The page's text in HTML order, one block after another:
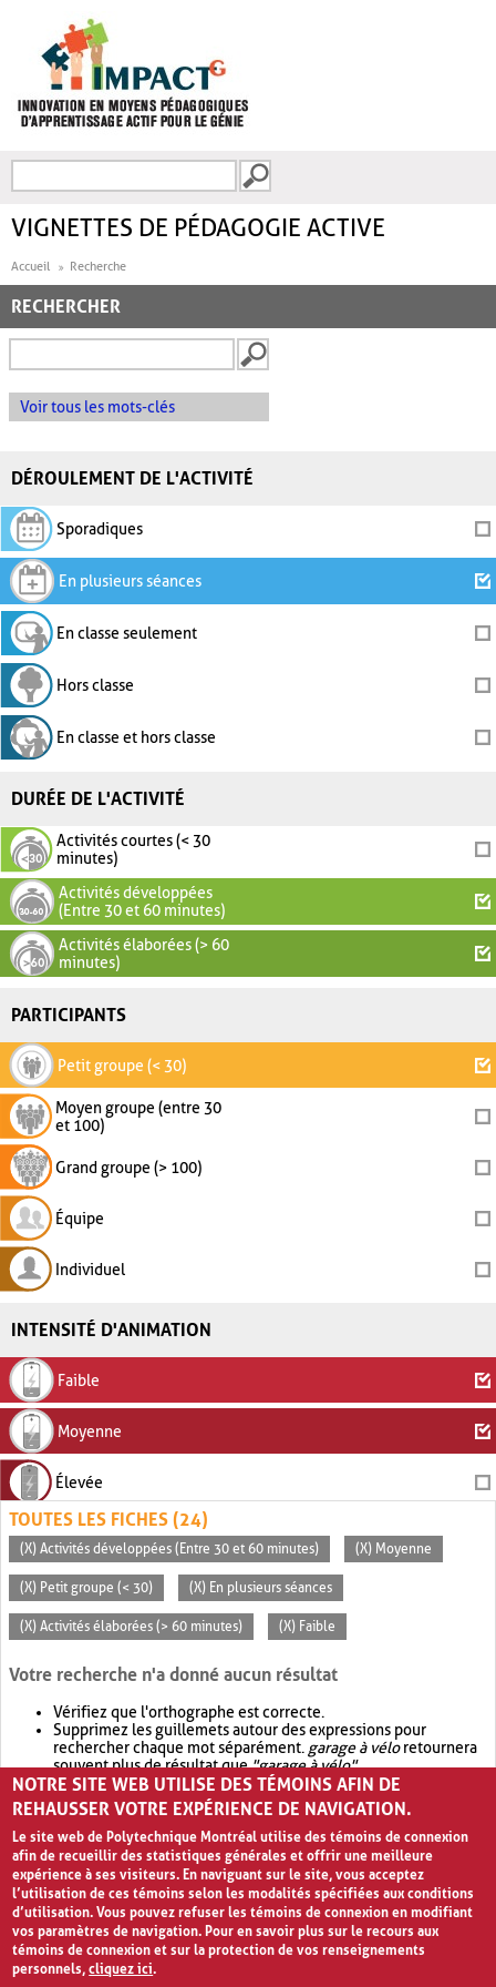
FORMULAIRE DE
VIGNETTES DE PÉDAGOGIE ACTIVE
Accueil Recherche
RECHERCHER
Voir tous les mots-clés
DÉROULEMENT DE L'ACTIVITÉ
Sporadiques
En plusieurs séances
En classe seulement
Hors classe
En classe et hors classe
DURÉE DE L'ACTIVITÉ
Activités courtes (< 30
minutes)
Activités développées
(Entre 30 et 60 minutes)
Activités élaborées (> 60
minutes)
PARTICIPANTS
Petit groupe (< 30)
Moyen groupe (entre 30
et 100)
Grand groupe (> 100)
Équipe
Individuel
INTENSITÉ D'ANIMATION
Faible
Moyenne
Élevée
TOUTES LES FICHES (24)
(X) Activités développées (Entre 30 et 60 minutes) (X) Moyenne
(X) Petit groupe (< 30) (X) En plusieurs séances
(X) Activités élaborées (> 60 minutes) (X) Faible
Votre recherche n'a donné aucun résultat
Vérifiez que l'orthographe est correcte.
Supprimez les guillemets autour des expressions pour
rechercher chaque mot séparément. garage à véloretournera
souvent plus de résultat que"garage à vélo".
Envisagez d'élargir votre recherche avec OR.garage OR vélo
retournera souvent plus de résultat quegarage à vélo
NOTRE SITE WEB UTILISE DES TÉMOINS AFIN DE
REHAUSSER VOTRE EXPÉRIENCE DE NAVIGATION.
Le site web de Polytechnique Montréal utilise des témoins de connexion
afin de recueillir des statistiques générales et offrir une meilleure
expérience à ses visiteurs. En naviguant sur le site, vous acceptez
l’utilisation de ces témoins selon les modalités spécifiées aux conditions
d’utilisation. Vous pouvez refuser les témoins de connexion en modifiant
vos paramètres de navigation. Pour en savoir plus sur le recours aux
témoins de connexion et sur la protection de vos renseignements
personnels,cliquez ici.